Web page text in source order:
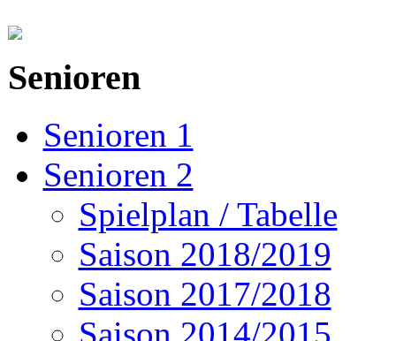
Senioren
Senioren 1
Senioren 2
Spielplan / Tabelle
Saison 2018/2019
Saison 2017/2018
Saison 2014/2015